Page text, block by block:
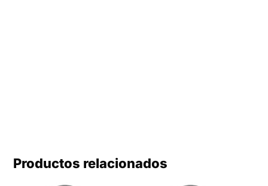
Productos relacionados